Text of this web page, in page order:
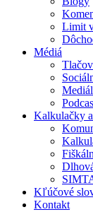
Limit
Médiá
Kalkulačky
Kľúčové
Kontakt